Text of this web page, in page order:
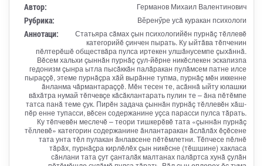
Автор: Германов Михаил Валентинович
Рубрика: Вӗренӳре усă куракан психологи
Аннотаци:
Статьяра сăмах çын психологийĕн пурнăç тĕллевĕ
категорийĕ çинчен пырать. Ку ыйтăва тĕпченин
пĕлтерĕшĕ обществăра пулса иртекен улшăнусемпе çыхăннă.
Вĕсем хальхи çыннăн пурнăç çул-йĕрне никĕслекен эскапизпа
гедонизм çынра ытла пысăккăн палăракан пулăмсем патне илсе
пыраççĕ, этеме пурнăçра хăй вырăнне тупма, пурнăç мĕн иккенне
ăнланма чăрмантараççĕ. Мĕн тесен те, асăннă ыйту юлашки
вăхăтра нумай тĕпчевçе кăсăклантарать пулин те – ăна пĕтĕмпе
татса панă теме çук. Пирĕн задача çыннăн пурнăç тĕллевĕн хăш-
пĕр енне тупасси, вĕсен содержанине уçса парасси пулса тăрать.
Ку тĕпчевĕн меслечĕ – теори тишкерĕвĕ тата «çыннăн пурнăç
тӗллевĕ» категорин содержанине ăнлантаракан ăслăлăх ĕçĕсене
тата унта тĕл пулакан ăнлавсене пĕтĕмлетни. Тĕпчесе пĕлнĕ
тăрăх, пурнăçра кирлĕлĕх çын никĕсне (тĕшшине) хакласа
сăнлани тата çут çанталăк малтанах палăртса хунă çулăн